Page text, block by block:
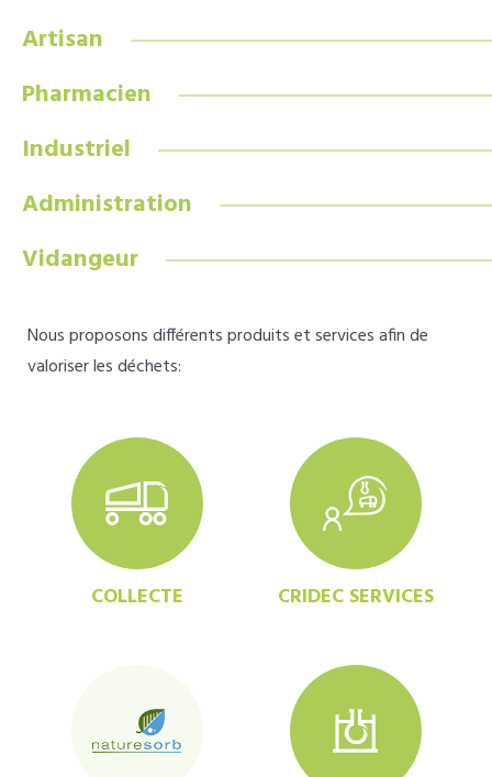
Artisan
Pharmacien
Industriel
Administration
Vidangeur
Nous proposons différents produits et services afin de
valoriser les déchets:
COLLECTE CRIDEC SERVICES